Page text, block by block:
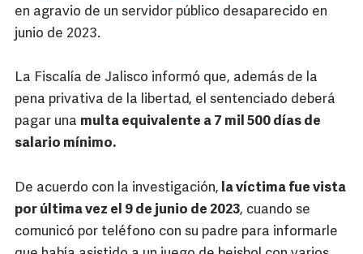
en agravio de un servidor público desaparecido en
junio de 2023.
La Fiscalía de Jalisco informó que, además de la
pena privativa de la libertad, el sentenciado deberá
pagar una multa equivalente a 7 mil 500 días de
salario mínimo.
De acuerdo con la investigación, la víctima fue vista
por última vez el 9 de junio de 2023, cuando se
comunicó por teléfono con su padre para informarle